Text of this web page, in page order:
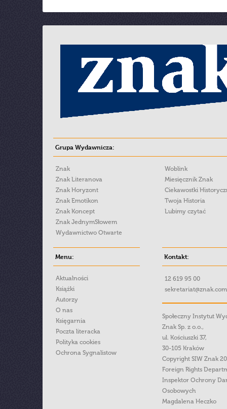
Grupa Wydawnicza:
Znak
Znak Literanova
Znak Horyzont
Znak Emotikon
Znak Koncept
Znak JednymSłowem
Wydawnictwo Otwarte
Woblink
Miesięcznik Znak
Ciekawostki
Twoja Historia
Lubimy czytać
Menu:
Aktualności
Książki
Autorzy
O nas
Księgarnia
Poczta literacka
Polityka cookies
Ochrona Sygnalistow
Kontakt:
12 619 95 00
Społeczny Instytut
Znak Sp. z o.o.,
ul. Kościuszki 37,
30-105 Kraków
Copyright SIW Znak
Foreign Rights
Inspektor Ochrony
Osobowych
Magdalena Heczko